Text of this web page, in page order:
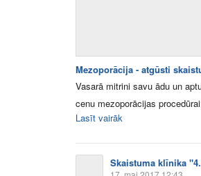
Mezoporācija - atgūsti
Vasarā mitrini savu ādu un
cenu mezoporācijas
Lasīt vairāk
Skaistuma klīnika